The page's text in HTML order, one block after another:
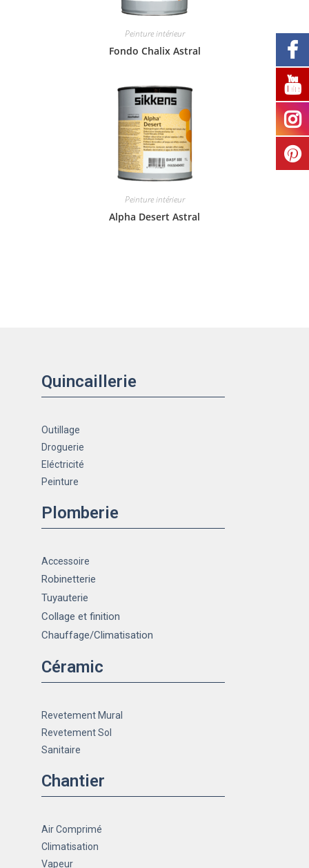
Peinture intérieur
Fondo Chalix Astral
Peinture intérieur
Alpha Desert Astral
Quincaillerie
Outillage
Droguerie
Eléctricité
Peinture
Plomberie
Accessoire
Robinetterie
Tuyauterie
Collage et finition
Chauffage/Climatisation
Céramic
Revetement Mural
Revetement Sol
Sanitaire
Chantier
Air Comprimé
Climatisation
Vapeur